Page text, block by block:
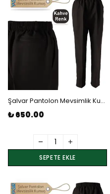
Şalvar Pantolon Mevsimlik Kumaş - Kahve 1 Numara Beden
₺ 650.00
SEPETE EKLE